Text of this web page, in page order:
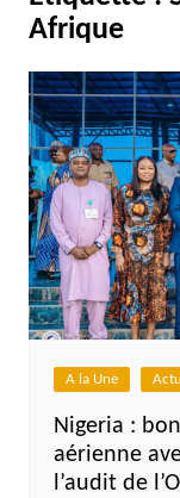
Afrique
A la Une
Nigeria :
aérienne
l’audit de